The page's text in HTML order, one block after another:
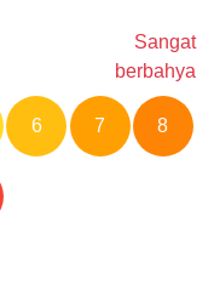
Sangat
berbahya
6 7 8